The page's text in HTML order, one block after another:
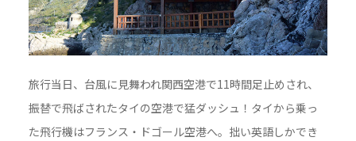
旅行当日、台風に見舞われ関西空港で11時間足止めされ、
振替で飛ばされたタイの空港で猛ダッシュ！タイから乗っ
た飛行機はフランス・ドゴール空港へ。拙い英語しかでき